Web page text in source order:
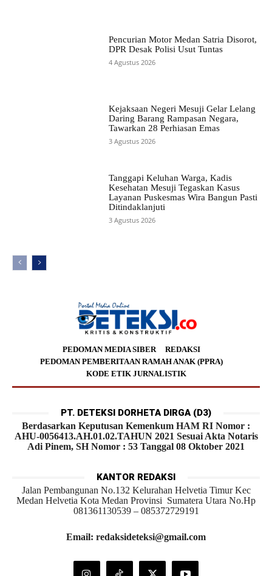
Pencurian Motor Medan Satria Disorot,
DPR Desak Polisi Usut Tuntas
4 Agustus 2026
Kejaksaan Negeri Mesuji Gelar Lelang
Daring Barang Rampasan Negara,
Tawarkan 28 Perhiasan Emas
3 Agustus 2026
Tanggapi Keluhan Warga, Kadis
Kesehatan Mesuji Tegaskan Kasus
Layanan Puskesmas Wira Bangun Pasti
Ditindaklanjuti
3 Agustus 2026
PEDOMAN MEDIA SIBER
REDAKSI
PEDOMAN PEMBERITAAN RAMAH ANAK (PPRA)
KODE ETIK JURNALISTIK
PT. DETEKSI DORHETA DIRGA (D3)
Berdasarkan Keputusan Kemenkum HAM RI Nomor :
AHU-0056413.AH.01.02.TAHUN 2021 Sesuai Akta Notaris
Adi Pinem, SH Nomor : 53 Tanggal 08 Oktober 2021
KANTOR REDAKSI
Jalan Pembangunan No.132 Kelurahan Helvetia Timur Kec
Medan Helvetia Kota Medan Provinsi Sumatera Utara No.Hp
081361130539 – 085372729191
Email: redaksideteksi@gmail.com